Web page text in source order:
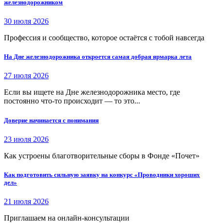
железнодорожником
30 июля 2026
Профессия и сообщество, которое остаётся с тобой навсегда
На Дне железнодорожника откроется самая добрая ярмарка лета
27 июля 2026
Если вы ищете на Дне железнодорожника место, где
постоянно что-то происходит — то это...
Доверие начинается с понимания
23 июля 2026
Как устроены благотворительные сборы в Фонде «Почет»
Как подготовить сильную заявку на конкурс «Проводники хороших
дел»
21 июля 2026
Приглашаем на онлайн-консультации